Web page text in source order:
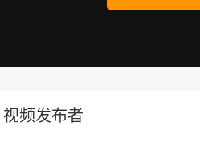
视频发布者